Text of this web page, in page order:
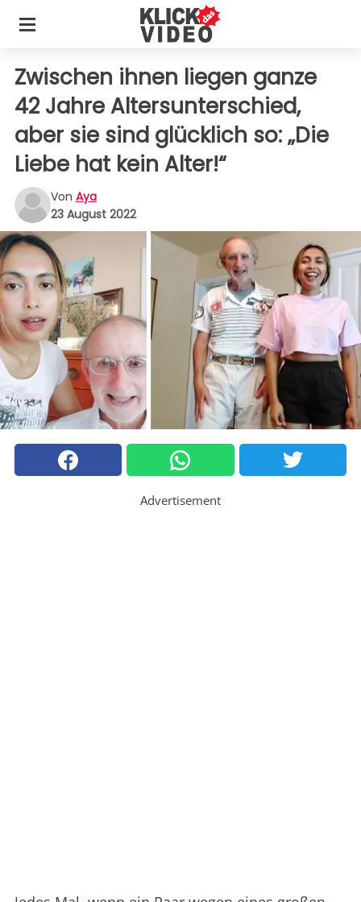
Zwischen ihnen liegen ganze
42 Jahre Altersunterschied,
aber sie sind glücklich so: „Die
Liebe hat kein Alter!“
Von Aya
23 August 2022
Advertisement